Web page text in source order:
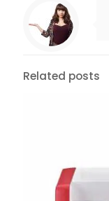
Related posts